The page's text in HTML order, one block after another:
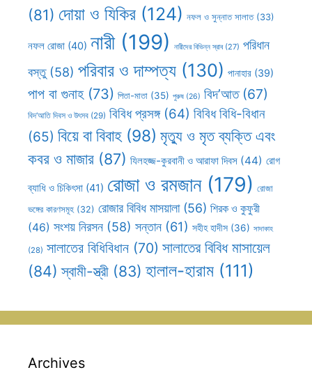
(81) দোয়া ও যিকির (124) নফল ও সুন্নাত সালাত(33)
নফল রোজা (40) নারী(199) নারীদের বিভিন্ন স্রাব(27) পরিধান
বস্তু(58) পরিবার ও দাম্পত্য (130) পানাহার (39)
পাপ বা গুনাহ(73) পিতা-মাতা (35) পুরুষ (26) বিদ’আত(67)
বিদ’আতি দিবস ও উৎসব (29) বিবিধ প্রসঙ্গ(64) বিবিধ বিধি-বিধান
(65) বিয়ে বা বিবাহ (98) মৃত্যু ও মৃত ব্যক্তি এবং
কবর ও মাজার (87) যিলহজ্জ-কুরবানী ও আরাফা দিবস (44) রোগ
ব্যাধি ও চিকিৎসা (41) রোজা ও রমজান(179) রোজা
ভঙ্গের কারণসমূহ (32) রোজার বিবিধ মাসয়ালা(56) শিরক ও কুফুরী
(46) সংশয় নিরসন (58) সন্তান (61) সহীহ হাদীস (36) সাদাকাহ
(28) সালাতের বিধিবিধান (70) সালাতের বিবিধ মাসায়েল
(84) স্বামী-স্ত্রী (83) হালাল-হারাম (111)
Archives